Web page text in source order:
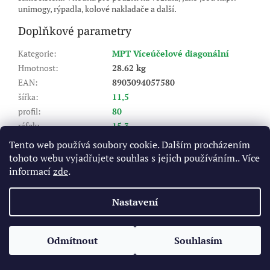
Tento web používá soubory cookie. Dalším procházením
tohoto webu vyjadřujete souhlas s jejich používáním.. Více
informacízde.
Nastavení
Odmítnout Souhlasím
unimogy, rýpadla, kolové nakladače a další.
Doplňkové parametry
Kategorie:
MPT Víceúčelové diagonální
Hmotnost:
28.62 kg
EAN:
8903094057580
šířka:
11,5
profil:
80
ráfek:
15,3
Výrobce pneu (značka)
Dezén:
MP 567
Index nosnosti (LI)
Vytvořil Shoptet